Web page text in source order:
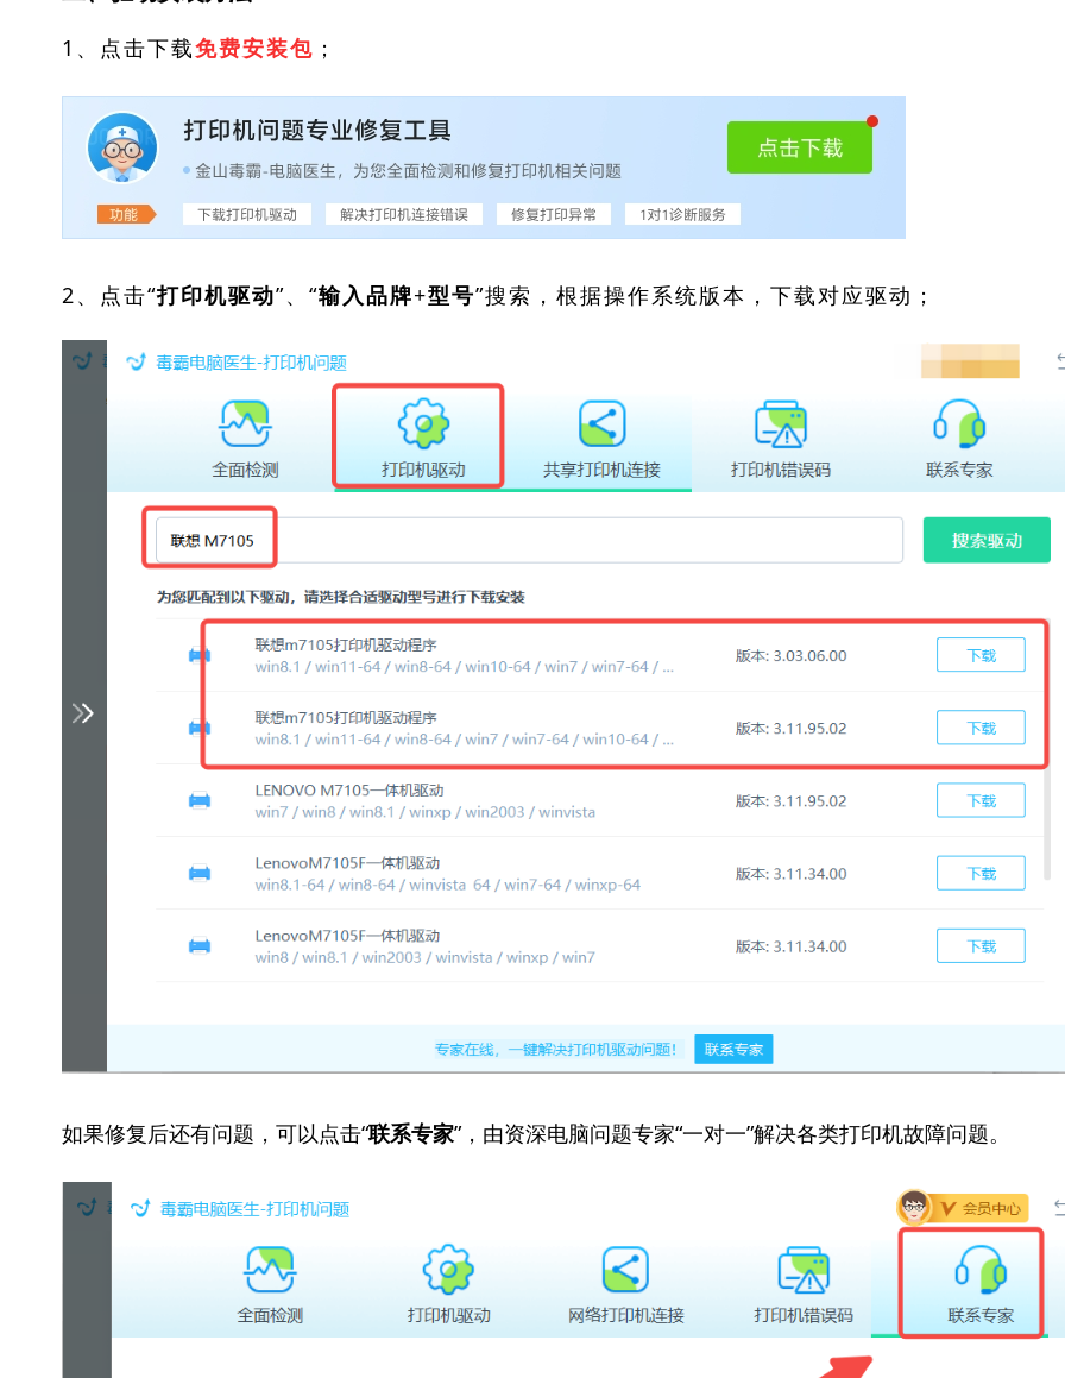
1、点击下载免费安装包 ；
2、点击“打印机驱动”、“输入品牌+型号”搜索，根据操作系统版本，下载对应驱动；
如果修复后还有问题，可以点击“联系专家”，由资深电脑问题专家“一对一”解决各类打印机故障问题。